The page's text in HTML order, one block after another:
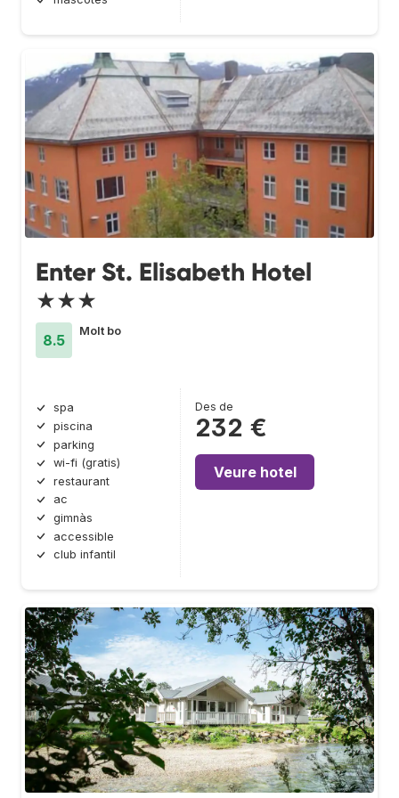
Enter St. Elisabeth Hotel
★★★
8.5
Molt bo
spa
piscina
parking
wi-fi (gratis)
restaurant
ac
gimnàs
accessible
club infantil
Des de
232 €
Veure hotel